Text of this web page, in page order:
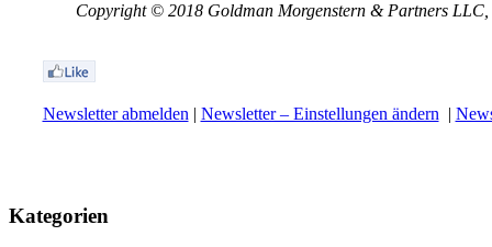
Copyright © 2018 Goldman Morgenstern & Partners LLC,
Newsletter abmelden | Newsletter – Einstellungen ändern |
Kategorien